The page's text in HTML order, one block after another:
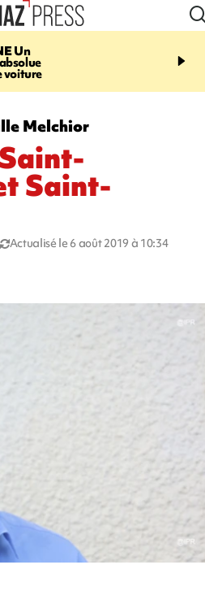
Un
voiture
12:23
peuvent éclater et
Melchior
Saint-
Actualisé le 6 août 2019 à 10:34